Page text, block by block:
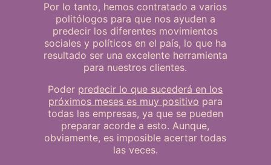
Por lo tanto, hemos contratado a varios
politólogos para que nos ayuden a
predecir los diferentes movimientos
sociales y políticos en el país, lo que ha
resultado ser una excelente herramienta
para nuestros clientes.
Poder predecir lo que sucederá en los
próximos meses es muy positivo para
todas las empresas, ya que se pueden
preparar acorde a esto. Aunque,
obviamente, es imposible acertar todas
las veces.